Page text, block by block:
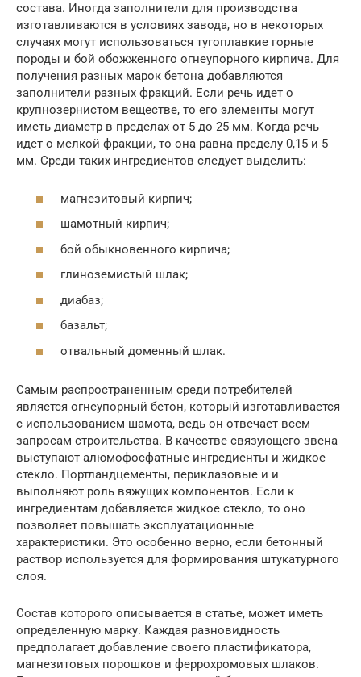
состава. Иногда заполнители для производства
изготавливаются в условиях завода, но в некоторых
случаях могут использоваться тугоплавкие горные
породы и бой обожженного огнеупорного кирпича. Для
получения разных марок бетона добавляются
заполнители разных фракций. Если речь идет о
крупнозернистом веществе, то его элементы могут
иметь диаметр в пределах от 5 до 25 мм. Когда речь
идет о мелкой фракции, то она равна пределу 0,15 и 5
мм. Среди таких ингредиентов следует выделить:
магнезитовый кирпич;
шамотный кирпич;
бой обыкновенного кирпича;
глиноземистый шлак;
диабаз;
базальт;
отвальный доменный шлак.
Самым распространенным среди потребителей
является огнеупорный бетон, который изготавливается
с использованием шамота, ведь он отвечает всем
запросам строительства. В качестве связующего звена
выступают алюмофосфатные ингредиенты и жидкое
стекло. Портландцементы, периклазовые и и
выполняют роль вяжущих компонентов. Если к
ингредиентам добавляется жидкое стекло, то оно
позволяет повышать эксплуатационные
характеристики. Это особенно верно, если бетонный
раствор используется для формирования штукатурного
слоя.
Состав которого описывается в статье, может иметь
определенную марку. Каждая разновидность
предполагает добавление своего пластификатора,
магнезитовых порошков и феррохромовых шлаков.